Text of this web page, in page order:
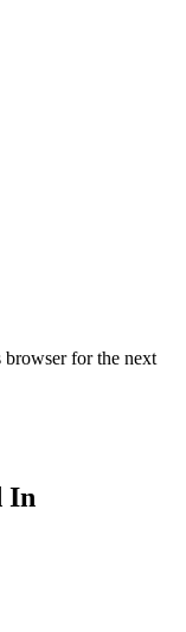
browser for the next
In